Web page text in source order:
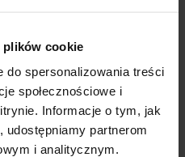
plików cookie
spersonalizowania treści
społecznościowe i
Informacje o tym, jak
partnerom
i analitycznym.
warto skonsultować
rzetelnie przeanalizować
kalkulację skrojoną pod